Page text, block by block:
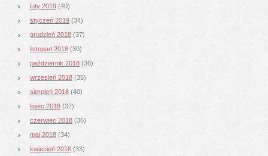
luty 2019 (40)
styczeń 2019 (34)
grudzień 2018 (37)
listopad 2018 (30)
październik 2018 (36)
wrzesień 2018 (35)
sierpień 2018 (40)
lipiec 2018 (32)
czerwiec 2018 (36)
maj 2018 (34)
kwiecień 2018 (33)